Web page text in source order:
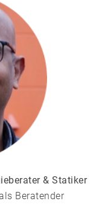
& Statiker
Beratender